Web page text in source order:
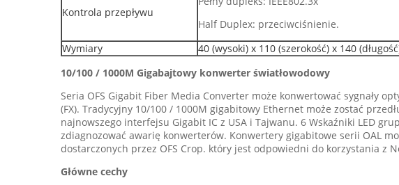
Kontrola przepływu
Half Duplex: przeciwciśnienie.
Wymiary
40 (wysoki) x 110 (szerokość) x 140
10/100 / 1000M Gigabajtowy konwerter światłowodowy
Seria OFS Gigabit Fiber Media Converter może konwertować sygnały
(FX). Tradycyjny 10/100 / 1000M gigabitowy Ethernet może zostać
najnowszego interfejsu Gigabit IC z USA i Tajwanu. 6 Wskaźniki LED
zdiagnozować awarię konwerterów. Konwertery gigabitowe serii OAL
dostarczonych przez OFS Crop. który jest odpowiedni do korzystania z
Główne cechy